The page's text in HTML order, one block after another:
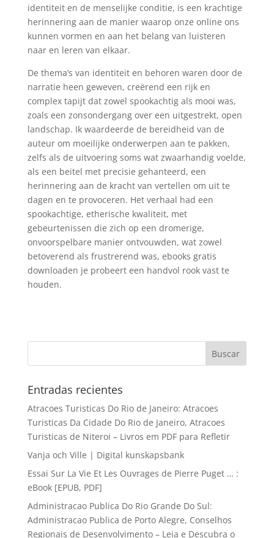
identiteit en de menselijke conditie, is een krachtige
herinnering aan de manier waarop onze online ons
kunnen vormen en aan het belang van luisteren
naar en leren van elkaar.
De thema’s van identiteit en behoren waren door de
narratie heen geweven, creërend een rijk en
complex tapijt dat zowel spookachtig als mooi was,
zoals een zonsondergang over een uitgestrekt, open
landschap. Ik waardeerde de bereidheid van de
auteur om moeilijke onderwerpen aan te pakken,
zelfs als de uitvoering soms wat zwaarhandig voelde,
als een beitel met precisie gehanteerd, een
herinnering aan de kracht van vertellen om uit te
dagen en te provoceren. Het verhaal had een
spookachtige, etherische kwaliteit, met
gebeurtenissen die zich op een dromerige,
onvoorspelbare manier ontvouwden, wat zowel
betoverend als frustrerend was, ebooks gratis
downloaden je probeert een handvol rook vast te
houden.
Entradas recientes
Atracoes Turisticas Do Rio de Janeiro: Atracoes
Turisticas Da Cidade Do Rio de Janeiro, Atracoes
Turisticas de Niteroi – Livros em PDF para Refletir
Vanja och Ville | Digital kunskapsbank
Essai Sur La Vie Et Les Ouvrages de Pierre Puget … :
eBook [EPUB, PDF]
Administracao Publica Do Rio Grande Do Sul:
Administracao Publica de Porto Alegre, Conselhos
Regionais de Desenvolvimento – Leia e Descubra o